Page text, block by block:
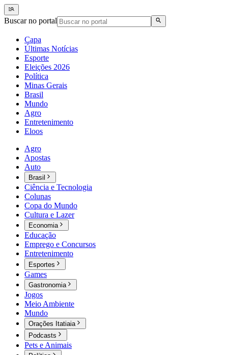
Buscar no portal
Capa
Últimas Notícias
Esporte
Eleições 2026
Política
Minas Gerais
Brasil
Mundo
Agro
Entretenimento
Eloos
Agro
Apostas
Auto
Brasil
Ciência e Tecnologia
Colunas
Copa do Mundo
Cultura e Lazer
Economia
Educação
Emprego e Concursos
Entretenimento
Esportes
Games
Gastronomia
Jogos
Meio Ambiente
Mundo
Orações Itatiaia
Podcasts
Pets e Animais